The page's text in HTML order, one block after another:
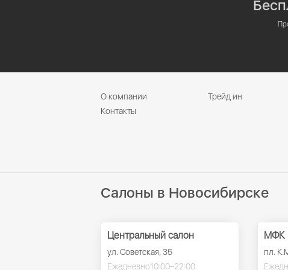
О компании Трейд ин
Контакты
Салоны в Новосибирске
Центральный салон
ул. Советская, 35
Ежедневно10:00–22:00
МФК
пл.